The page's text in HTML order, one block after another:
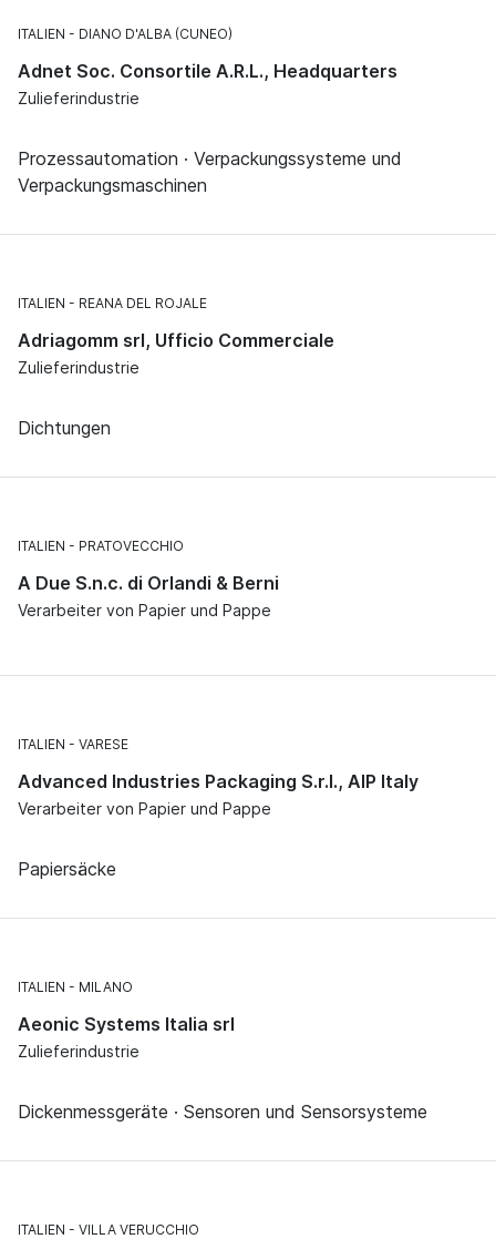
ITALIEN DIANO D'ALBA (CUNEO)
Adnet Soc. Consortile A.R.L., Headquarters
Zulieferindustrie
Prozessautomation · Verpackungssysteme und
Verpackungsmaschinen
ITALIEN REANA DEL ROJALE
Adriagomm srl, Ufficio Commerciale
Zulieferindustrie
Dichtungen
ITALIEN PRATOVECCHIO
A Due S.n.c. di Orlandi & Berni
Verarbeiter von Papier und Pappe
ITALIEN VARESE
Advanced Industries Packaging S.r.l., AIP Italy
Verarbeiter von Papier und Pappe
Papiersäcke
ITALIEN MILANO
Aeonic Systems Italia srl
Zulieferindustrie
Dickenmessgeräte · Sensoren und Sensorsysteme
ITALIEN VILLA VERUCCHIO